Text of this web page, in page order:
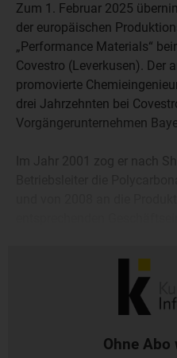
Zum 1. Februar 2025
der europäischen
„Performance Materials“
Covestro (Leverkusen). Der
promovierte
drei Jahrzehnten bei
Vorgängerunternehmen
Im Jahr 2001 zog er nach
Materials Asien-Pazifik.
Ohne Abo